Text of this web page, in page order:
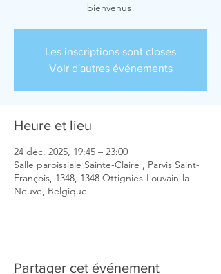
bienvenus!
Les inscriptions sont closes
Voir d'autres événements
Heure et lieu
24 déc. 2025, 19:45 – 23:00
Salle paroissiale Sainte-Claire , Parvis Saint-
François, 1348, 1348 Ottignies-Louvain-la-
Neuve, Belgique
Partager cet événement